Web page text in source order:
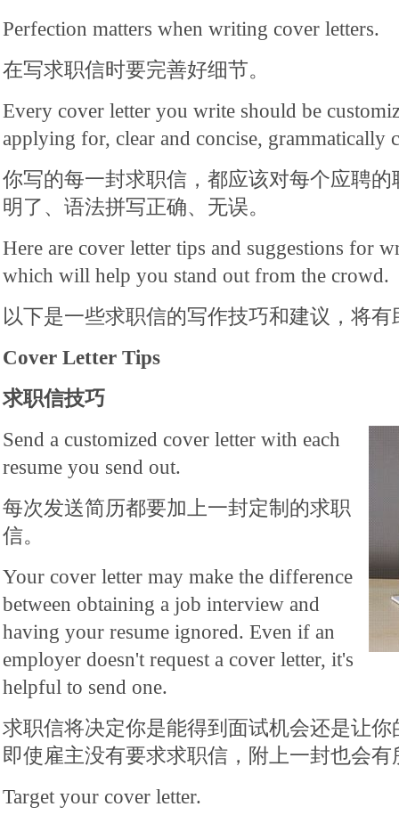
Perfection matters when writing cover letters.
在写求职信时要完善好细节。
Every cover letter you write should be
applying for, clear and concise, grammatically
你写的每一封求职信，都应该对每个应聘
明了、语法拼写正确、无误。
Here are cover letter tips and suggestions for
which will help you stand out from the crowd.
以下是一些求职信的写作技巧和建议，将
Cover Letter Tips
求职信技巧
Send a customized cover letter with each
resume you send out.
每次发送简历都要加上一封定制的求职
信。
Your cover letter may make the difference
between obtaining a job interview and
having your resume ignored. Even if an
employer doesn't request a cover letter, it's
helpful to send one.
求职信将决定你是能得到面试机会还是让
即使雇主没有要求求职信，附上一封也会有
Target your cover letter.